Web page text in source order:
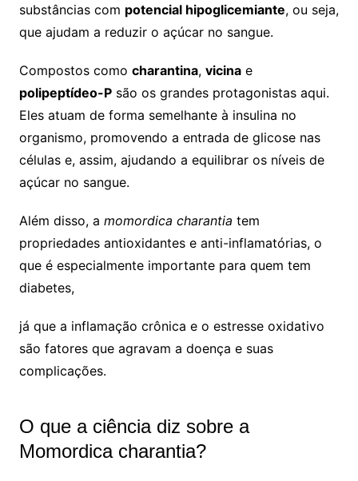
substâncias com potencial hipoglicemiante, ou seja,
que ajudam a reduzir o açúcar no sangue.
Compostos como charantina, vicinae
polipeptídeo-Psão os grandes protagonistas aqui.
Eles atuam de forma semelhante à insulina no
organismo, promovendo a entrada de glicose nas
células e, assim, ajudando a equilibrar os níveis de
açúcar no sangue.
Além disso, a momordica charantia tem
propriedades antioxidantes e anti-inflamatórias, o
que é especialmente importante para quem tem
diabetes,
já que a inflamação crônica e o estresse oxidativo
são fatores que agravam a doença e suas
complicações.
O que a ciência diz sobre a
Momordica charantia?